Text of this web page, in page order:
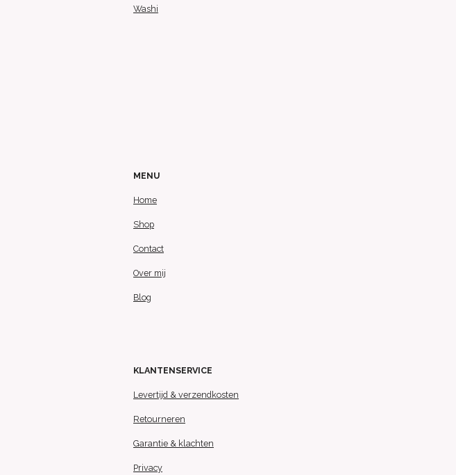
Washi
MENU
Home
Shop
Contact
Over mij
Blog
KLANTENSERVICE
Levertijd & verzendkosten
Retourneren
Garantie & klachten
Privacy